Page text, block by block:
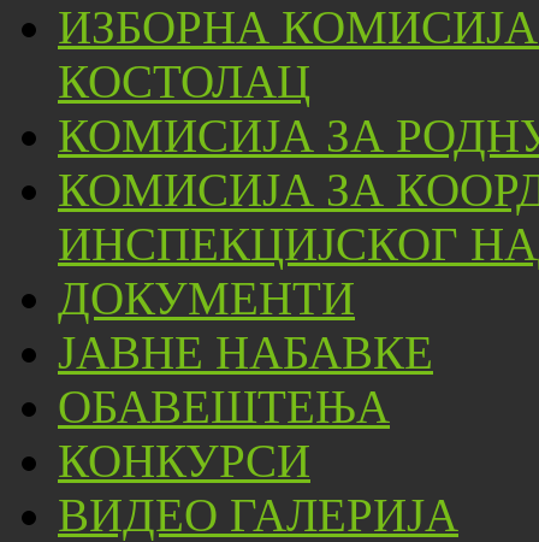
ИЗБОРНА
КОСТОЛАЦ
КОМИСИЈА ЗА
КОМИСИЈА ЗА
ИНСПЕКЦИЈСКОГ
ДОКУМЕНТИ
ЈАВНЕ НАБАВКЕ
ОБАВЕШТЕЊА
КОНКУРСИ
ВИДЕО ГАЛЕРИЈА